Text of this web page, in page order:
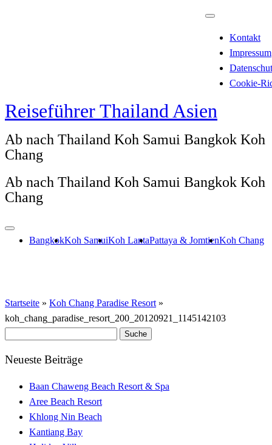
Kontakt
Impressum
Cookie-
Reiseführer Thailand Asien
Ab nach Thailand Koh Samui Bangkok Koh
Chang
Ab nach Thailand Koh Samui Bangkok Koh
Chang
BangkokKoh SamuiKoh LantaPattaya & JomtienKoh Chang
Startseite » Koh Chang Paradise Resort »
koh_chang_paradise_resort_200_20120921_1145142103
Neueste Beiträge
Baan Chaweng Beach Resort & Spa
Aree Beach Resort
Khlong Nin Beach
Kantiang Bay